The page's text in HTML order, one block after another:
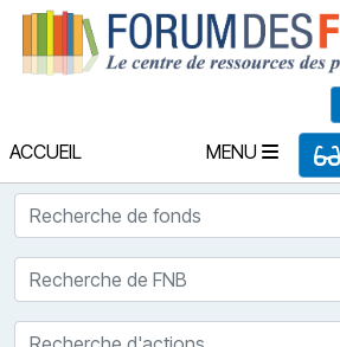
ACCUEIL MENU
Recherche de fonds
Recherche de FNB
Recherche d'actions